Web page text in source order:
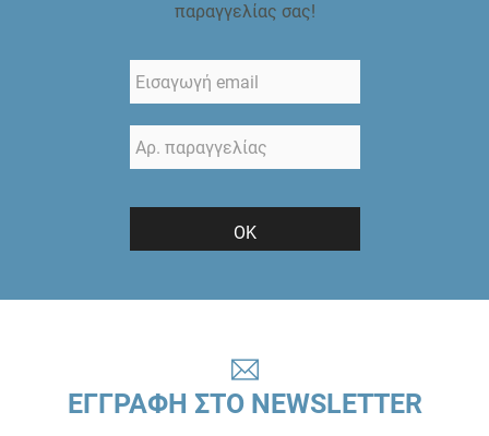
παραγγελίας σας!
ΟΚ
ΕΓΓΡΑΦΗ ΣΤΟ NEWSLETTER